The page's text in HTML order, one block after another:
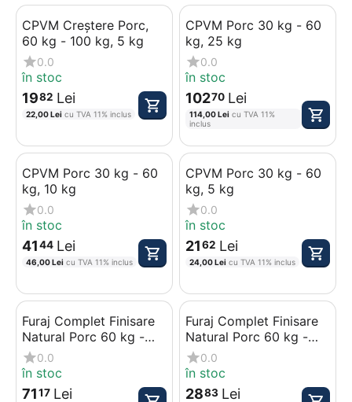
CPVM Creștere Porc,
60 kg - 100 kg, 5 kg
0.0
în stoc
1982 Lei
22,00Lei cu TVA 11% inclus
CPVM Porc 30 kg - 60
kg, 25 kg
0.0
în stoc
10270 Lei
114,00Lei cu TVA 11%
inclus
CPVM Porc 30 kg - 60
kg, 10 kg
0.0
în stoc
4144 Lei
46,00Lei cu TVA 11% inclus
CPVM Porc 30 kg - 60
kg, 5 kg
0.0
în stoc
2162 Lei
24,00Lei cu TVA 11% inclus
Furaj Complet Finisare
Natural Porc 60 kg -
100 kg, 25 kg
0.0
în stoc
7117 Lei
Furaj Complet Finisare
Natural Porc 60 kg -
100 kg, 10 kg
0.0
în stoc
2883 Lei